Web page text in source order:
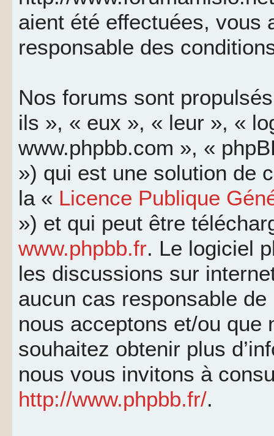
aient été effectuées, vous
responsable des
Nos forums sont
ils », « eux », « leur », «
www.phpbb.com », «
») qui est une solution de
la « Licence Publique
») et qui peut être
www.phpbb.fr. Le logiciel
les discussions sur
aucun cas responsable
nous acceptons et/ou que
souhaitez obtenir plus
nous vous invitons à
http://www.phpbb.fr/.